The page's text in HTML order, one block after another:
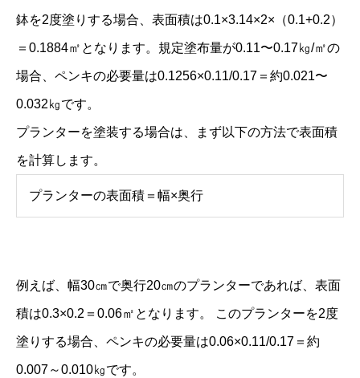
鉢を2度塗りする場合、表面積は0.1×3.14×2×（0.1+0.2）
＝0.1884㎡となります。規定塗布量が0.11〜0.17㎏/㎡の
場合、ペンキの必要量は0.1256×0.11/0.17＝約0.021〜
0.032㎏です。
プランターを塗装する場合は、まず以下の方法で表面積
を計算します。
プランターの表面積＝幅×奥行
例えば、幅30㎝で奥行20㎝のプランターであれば、表面
積は0.3×0.2＝0.06㎡となります。 このプランターを2度
塗りする場合、ペンキの必要量は0.06×0.11/0.17＝約
0.007～0.010㎏です。